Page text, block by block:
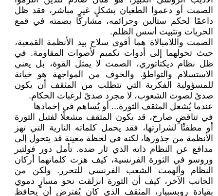
الصمت أو دعموا الطغيان بشكلٍ غير مباشر، فقد ظل
داعمًا لحكم ستالين وجرائمه، مشاركًا بصمته في قمع
الحريات وتثبيت أسس الظلم.
الصمت واللامبالاة هما أقوى سلاح بيد الأنظمة القمعية،
حيث تحولهما إلى أدوات تكميم لأصوات المقاومة. في
ظل نظام ديكتاتوري، الصمت لا يمثل القوة، بل يعني
الاستسلام والتواطؤ. والخوف من المواجهة هو خيانة
للمسؤولية الفكرية التي تتطلب من المثقف أن يكون
صدىً لصوت الشعوب، لا مجرد صدىً لرغبات الحكام.
عندما يُشعل المثقف الثورة... أو يُساهم في إخمادها
في تناقضٍ صارخ، قد يكون المثقف مشعلًا لفتيل الثورة
أو مطفئًا لشرارتها، فقد يحمل كلماته النارية التي تهز
الأنظمة من جذورها، لكنه في لحظة معينة قد يتحول إلى
مدافع عن النظام ذاته الذي ثار ضده. تأمل دور فولتير
وروسو في الثورة الفرنسية، كيف هزت كلماتهما أركان
النظام وألهمت الشعب الفرنسي للتحرر. ولكن من
الجانب الآخر، كيف أن الثورة انزلقت نحو مسارٍ دموي
بقيادة روبسبيار، المثقف الذي كان يُفترض أن يحافظ